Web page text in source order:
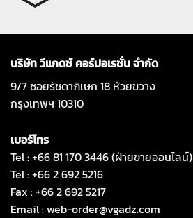
บริษัท วีแกดซ์ คอร์ปอเรชั่น จำกัด
9/7 ซอยรัชดาภิเษก 18 ห้วยขวาง
กรุงเทพฯ 10310
เบอร์โทร
Tel : +66 81 170 3446 (ฝ่ายขายออนไลน์)
Tel : +66 2 692 5216
Fax : +66 2 692 5217
Email :web-order@vgadz.com